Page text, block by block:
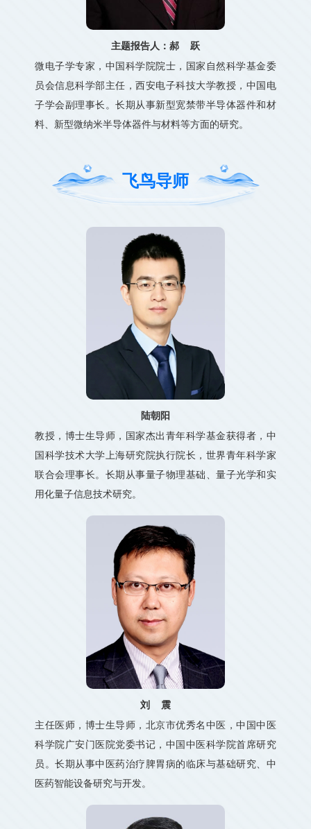
主题报告人：郝 跃
微电子学专家，中国科学院院士，国家自然科学基金委
员会信息科学部主任，西安电子科技大学教授，中国电
子学会副理事长。长期从事新型宽禁带半导体器件和材
料、新型微纳米半导体器件与材料等方面的研究。
飞鸟导师
陆朝阳
教授，博士生导师，国家杰出青年科学基金获得者，中
国科学技术大学上海研究院执行院长，世界青年科学家
联合会理事长。长期从事量子物理基础、量子光学和实
用化量子信息技术研究。
刘 震
主任医师，博士生导师，北京市优秀名中医，中国中医
科学院广安门医院党委书记，中国中医科学院首席研究
员。长期从事中医药治疗脾胃病的临床与基础研究、中
医药智能设备研究与开发。